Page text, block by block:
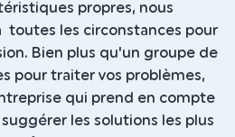
propres, nous
toutes les circonstances pour
Bien plus qu'un groupe de
pour traiter vos problèmes,
qui prend en compte
les solutions les plus